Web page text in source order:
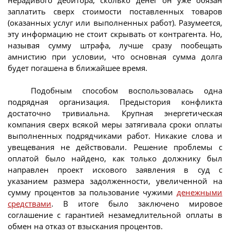
заплатить сверх стоимости поставленных товаров
(оказанных услуг или выполненных работ). Разумеется,
эту информацию не стоит скрывать от контрагента. Но,
называя сумму штрафа, лучше сразу пообещать
амнистию при условии, что основная сумма долга
будет погашена в ближайшее время.
Подобным способом воспользовалась одна
подрядная организация. Предыстория конфликта
достаточно тривиальна. Крупная энергетическая
компания сверх всякой меры затягивала сроки оплаты
выполненных подрядчиками работ. Никакие слова и
увещевания не действовали. Решение проблемы с
оплатой было найдено, как только должнику был
направлен проект искового заявления в суд с
указанием размера задолженности, увеличенной на
сумму процентов за пользование чужими денежными
средствами. В итоге было заключено мировое
соглашение с гарантией незамедлительной оплаты в
обмен на отказ от взыскания процентов.